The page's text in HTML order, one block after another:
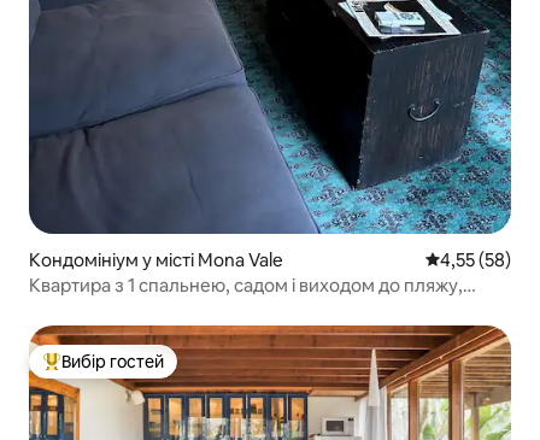
Кондомініум у місті Mona Vale Середня
4,55 (58)
Квартира з 1 спальнею, садом і виходом до пляжу,
Топ вибір гостей
Вибір гостей